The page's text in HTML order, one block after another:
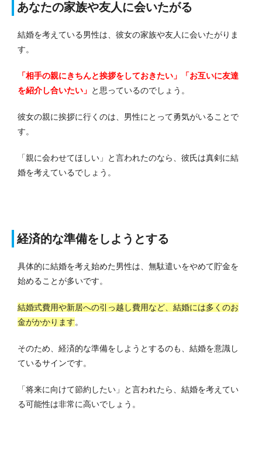
あなたの家族や友人に会いたがる
結婚を考えている男性は、彼女の家族や友人に会いたがりま
す。
「相手の親にきちんと挨拶をしておきたい」「お互いに友達
を紹介し合いたい」 と思っているのでしょう。
彼女の親に挨拶に行くのは、男性にとって勇気がいることで
す。
「親に会わせてほしい」と言われたのなら、彼氏は真剣に結
婚を考えているでしょう。
経済的な準備をしようとする
具体的に結婚を考え始めた男性は、無駄遣いをやめて貯金を
始めることが多いです。
結婚式費用や新居への引っ越し費用など、結婚には多くのお
金がかかります。
そのため、経済的な準備をしようとするのも、結婚を意識し
ているサインです。
「将来に向けて節約したい」と言われたら、結婚を考えてい
る可能性は非常に高いでしょう。